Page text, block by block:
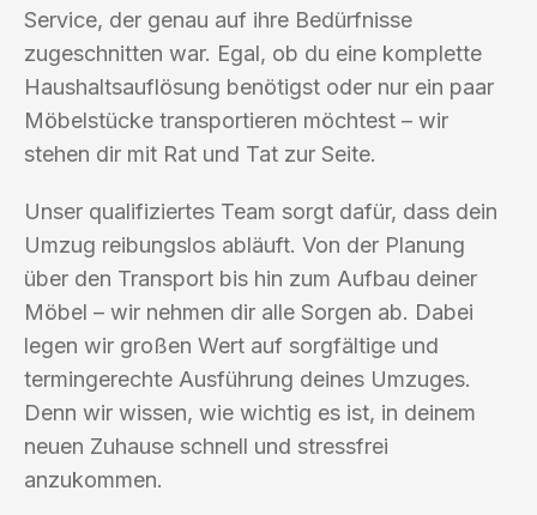
Service, der genau auf ihre Bedürfnisse
zugeschnitten war. Egal, ob du eine komplette
Haushaltsauflösung benötigst oder nur ein paar
Möbelstücke transportieren möchtest – wir
stehen dir mit Rat und Tat zur Seite.
Unser qualifiziertes Team sorgt dafür, dass dein
Umzug reibungslos abläuft. Von der Planung
über den Transport bis hin zum Aufbau deiner
Möbel – wir nehmen dir alle Sorgen ab. Dabei
legen wir großen Wert auf sorgfältige und
termingerechte Ausführung deines Umzuges.
Denn wir wissen, wie wichtig es ist, in deinem
neuen Zuhause schnell und stressfrei
anzukommen.